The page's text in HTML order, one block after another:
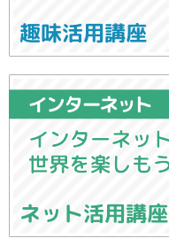
趣味活用講座
ネット活用講座